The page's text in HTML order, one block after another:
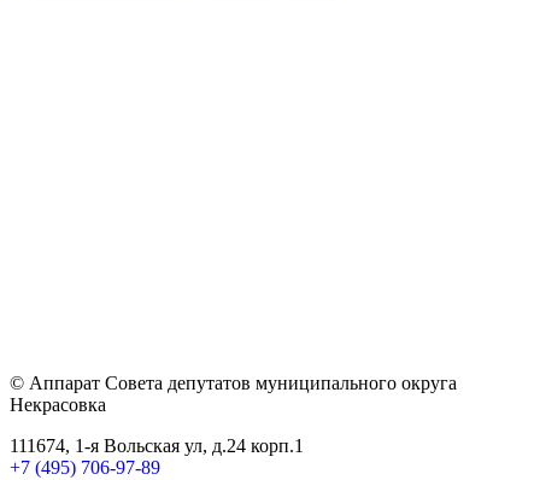
© Аппарат Совета депутатов муниципального округа
Некрасовка
111674, 1-я Вольская ул, д.24 корп.1
+7 (495) 706-97-89